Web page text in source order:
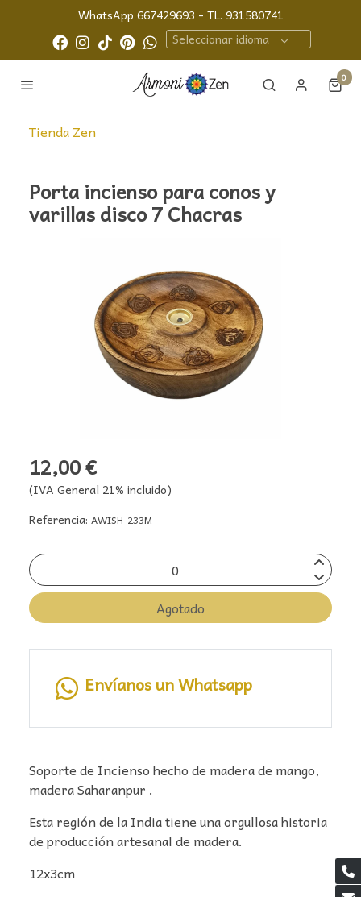
WhatsApp 667429693 - TL. 931580741
Seleccionar idioma
0
Tienda Zen
Porta incienso para conos y
varillas disco 7 Chacras
12,00 €
(IVA General 21% incluido)
Referencia: AWISH-233M
Agotado
Envíanos un Whatsapp
Soporte de Incienso hecho de madera de mango,
madera Saharanpur .
Esta región de la India tiene una orgullosa historia
de producción artesanal de madera.
12x3cm